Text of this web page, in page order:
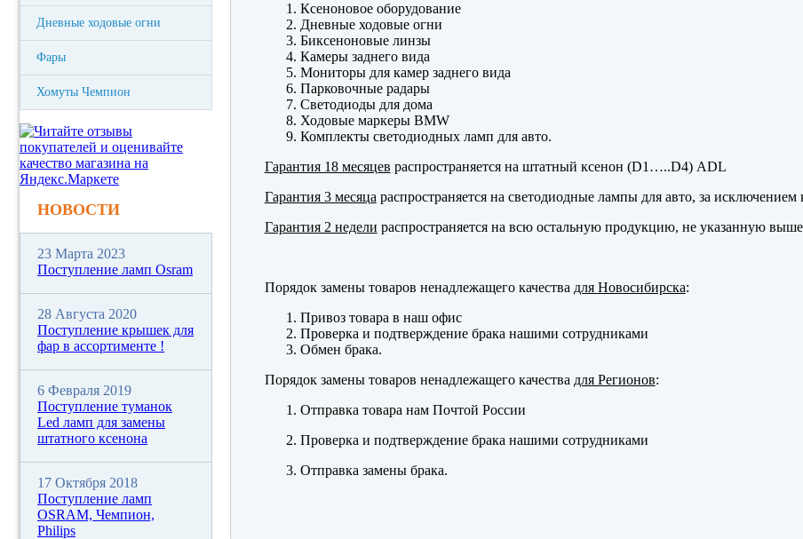
Дневные ходовые огни
Фары
Хомуты Чемпион
Ксеноновое оборудование
Дневные ходовые огни
Биксеноновые линзы
Камеры заднего вида
Мониторы для камер заднего вида
Парковочные радары
Светодиоды для дома
Ходовые маркеры BMW
Комплекты светодиодных ламп для авто.
Гарантия 18 месяцев распространяется на штатный ксенон (D1…..D4) ADL
Гарантия 3 месяца распространяется на светодиодные лампы для авто, за
Гарантия 2 недели распространяется на всю остальную продукцию, не указанную
Порядок замены товаров ненадлежащего качества для Новосибирска:
Привоз товара в наш офис
Проверка и подтверждение брака нашими сотрудниками
Обмен брака.
Порядок замены товаров ненадлежащего качества для Регионов:
Отправка товара нам Почтой России
Проверка и подтверждение брака нашими сотрудниками
Отправка замены брака.
НОВОСТИ
23 Марта 2023
Поступление ламп Osram
28 Августа 2020
Поступление крышек для
фар в ассортименте !
6 Февраля 2019
Поступление туманок
Led ламп для замены
штатного ксенона
17 Октября 2018
Поступление ламп
OSRAM, Чемпион,
Philips